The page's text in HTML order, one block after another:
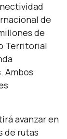
de
de
Territorial
Ambos
avanzar en
de rutas